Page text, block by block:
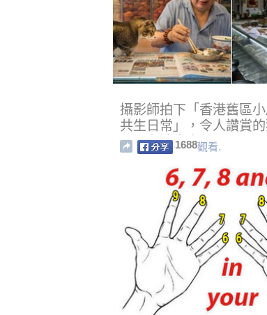
攝影師拍下「香港舊區
共生日常」，令人讚賞
卻正在消失中…
1688觀看.